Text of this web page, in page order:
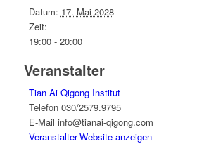
Datum: 17. Mai 2028
Zeit:
19:00 - 20:00
Veranstalter
Tian Ai Qigong Institut
Telefon 030/2579.9795
E-Mail info@tianai-qigong.com
Veranstalter-Website anzeigen